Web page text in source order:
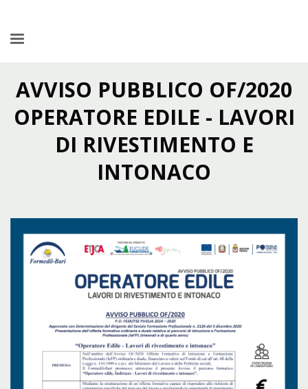
AVVISO PUBBLICO OF/2020
OPERATORE EDILE - LAVORI
DI RIVESTIMENTO E
INTONACO